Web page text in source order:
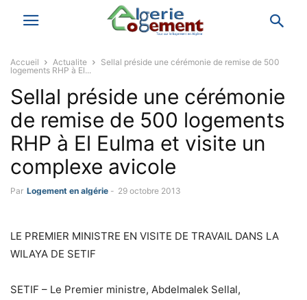
Accueil Actualite
Sellal préside une cérémonie de remise de 500
logements RHP à El...
Sellal préside une cérémonie
de remise de 500 logements
RHP à El Eulma et visite un
complexe avicole
Par Logement en algérie - 29 octobre 2013
LE PREMIER MINISTRE EN VISITE DE TRAVAIL DANS LA
WILAYA DE SETIF
SETIF – Le Premier ministre, Abdelmalek Sellal,